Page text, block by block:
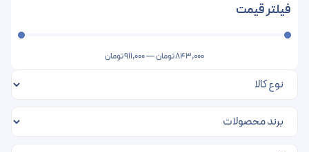
فیلتر قیمت
843,000تومان—
911,000تومان